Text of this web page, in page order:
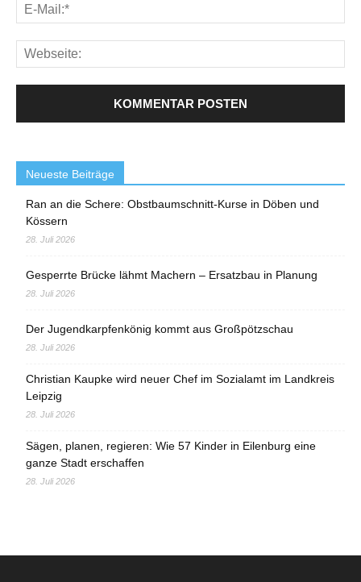
Neueste Beiträge
Ran an die Schere: Obstbaumschnitt-Kurse in Döben und
Kössern
28. Juli 2026
Gesperrte Brücke lähmt Machern – Ersatzbau in Planung
28. Juli 2026
Der Jugendkarpfenkönig kommt aus Großpötzschau
28. Juli 2026
Christian Kaupke wird neuer Chef im Sozialamt im Landkreis
Leipzig
28. Juli 2026
Sägen, planen, regieren: Wie 57 Kinder in Eilenburg eine
ganze Stadt erschaffen
28. Juli 2026